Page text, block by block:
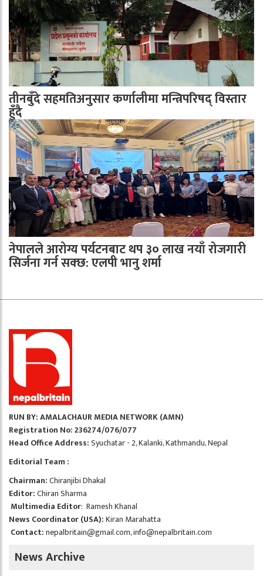
तीनबुँदे सहमतिअनुसार कर्णालीमा मन्त्रिपरिषद् विस्तार
हुँदै
नेपालले आरोग्य पर्यटनबाट थप ३० लाख नयाँ रोजगारी
सिर्जना गर्न सक्छ: एलपी भानु शर्मा
RUN BY: AMALACHAUR MEDIA NETWORK (AMN)
Registration No: 236274/076/077
Head Office Address:Syuchatar - 2, Kalanki, Kathmandu, Nepal
Editorial Team :
Chairman:Chiranjibi Dhakal
Editor:Chiran Sharma
Multimedia Editor: Ramesh Khanal
News Coordinator (USA):Kiran Marahatta
Contact:nepalbritain@gmail.com,info@nepalbritain.com
News Archive